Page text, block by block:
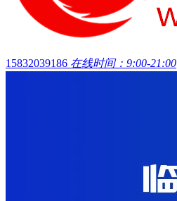
15832039186 在线时间：9:00-21:00